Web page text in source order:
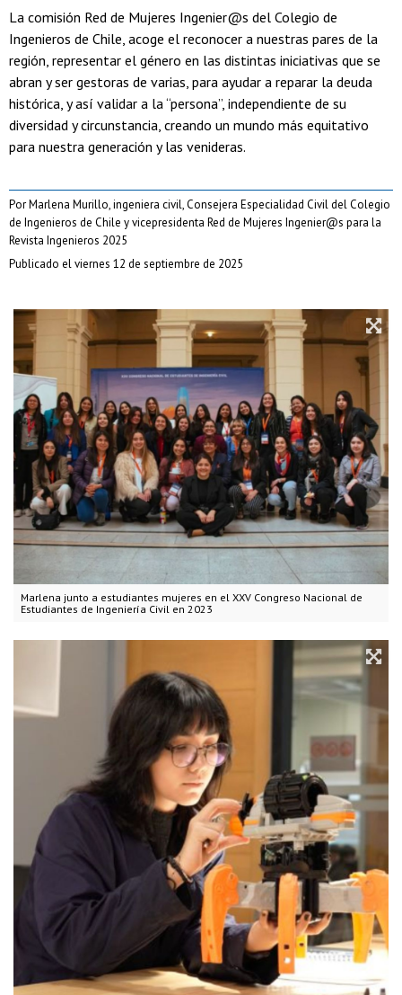
Marlena junto a estudiantes mujeres en el XXV Congreso Nacional de
Estudiantes de Ingeniería Civil en 2023
La comisión Red de Mujeres Ingenier@s del Colegio de
Ingenieros de Chile, acoge el reconocer a nuestras pares de la
región, representar el género en las distintas iniciativas que se
abran y ser gestoras de varias, para ayudar a reparar la deuda
histórica, y así validar a la “persona”, independiente de su
diversidad y circunstancia, creando un mundo más equitativo
para nuestra generación y las venideras.
Por Marlena Murillo, ingeniera civil, Consejera Especialidad Civil del Colegio
de Ingenieros de Chile y vicepresidenta Red de Mujeres Ingenier@s para la
Revista Ingenieros 2025
Publicado el viernes 12 de septiembre de 2025